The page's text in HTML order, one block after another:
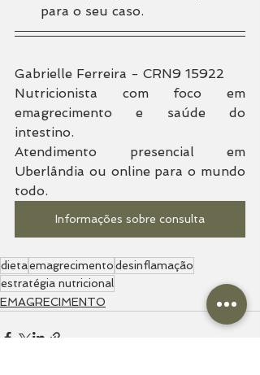
para o seu caso.
Gabrielle Ferreira - CRN9 15922
Nutricionista com foco em
emagrecimento e saúde do
intestino.
Atendimento presencial em
Uberlândia ou online para o mundo
todo.
Informações sobre consulta
dietaemagrecimentodesinflamação
estratégia nutricional
EMAGRECIMENTO